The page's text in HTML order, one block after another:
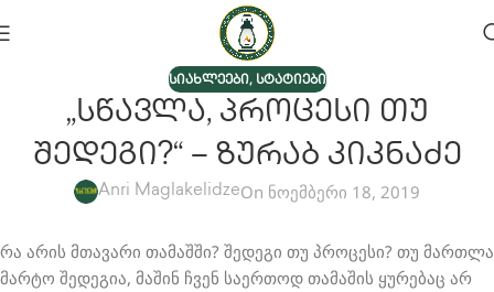
ᲡᲘᲐᲮᲚᲔᲔᲑᲘ, ᲡᲢᲐᲢᲘᲔᲑᲘ
„სწავლა, Პროცესი Თუ
Შედეგი?“ – Ზურაბ Კიკნაძე
Anri MaglakelidzeOn ნოემბერი 18, 2019
რა არის მთავარი თამაშში? შედეგი თუ პროცესი? თუ მართლა
მარტო შედეგია, მაშინ ჩვენ საერთოდ თამაშის ყურებაც არ